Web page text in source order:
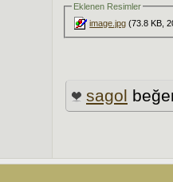
Eklenen Resimler
image.jpg (73.8 KB,
sagol